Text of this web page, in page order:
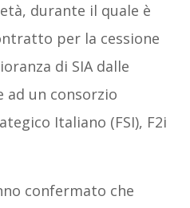
durante il quale è
per la cessione
di SIA dalle
ad un consorzio
Italiano (FSI), F2i
confermato che